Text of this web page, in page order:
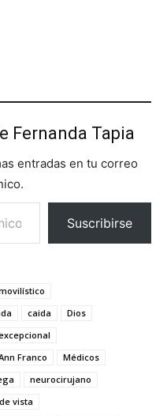
Fernanda Tapia
entradas en tu correo
Suscribirse
caida
Dios
Franco
Médicos
neurocirujano
vista